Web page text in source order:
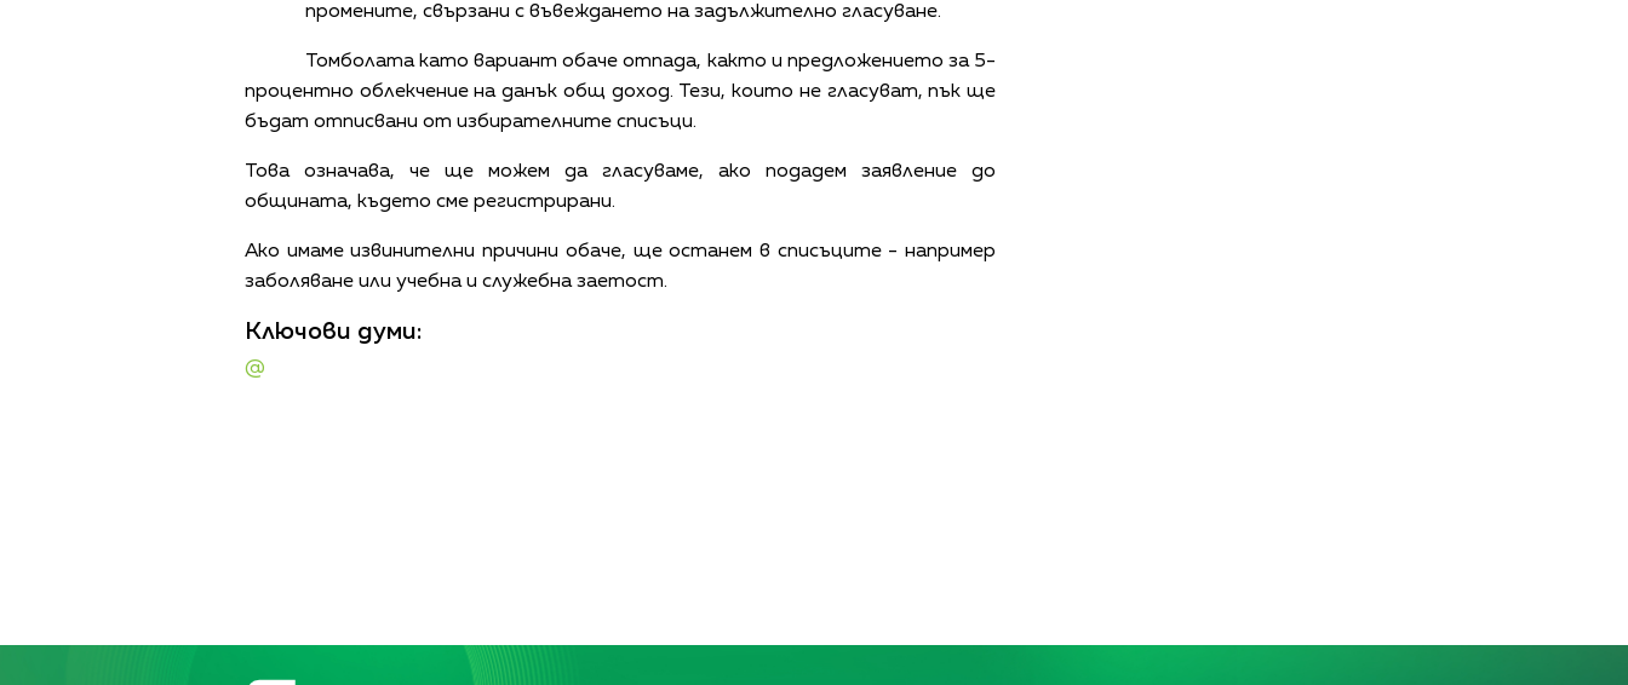
промените, свързани с въвеждането на задължително гласуване.
Томболата като вариант обаче отпада, както и предложението за 5-
процентно облекчение на данък общ доход. Тези, които не гласуват, пък ще
бъдат отписвани от избирателните списъци.
Това означава, че ще можем да гласуваме, ако подадем заявление до
общината, където сме регистрирани.
Ако имаме извинителни причини обаче, ще останем в списъците - например
заболяване или учебна и служебна заетост.
Ключови думи:
@